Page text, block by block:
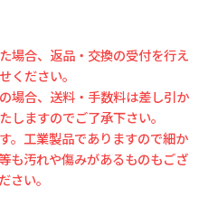
場合、返品・交換の受付を行え
ください。
場合、送料・手数料は差し引か
しますのでご了承下さい。
。工業製品でありますので細か
も汚れや傷みがあるものもござ
さい。